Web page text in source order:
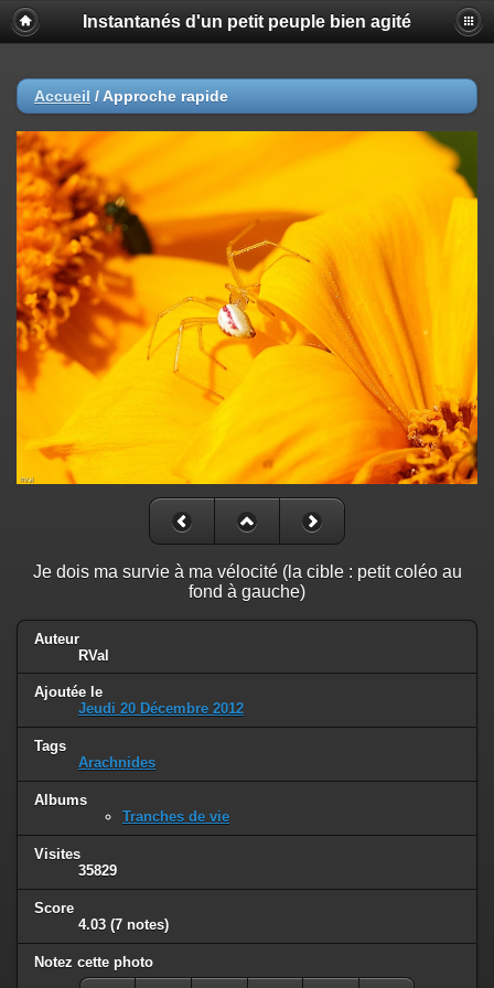
Instantanés d'un petit peuple bien agité
Accueil / Approche rapide
Je dois ma survie à ma vélocité (la cible : petit coléo au
fond à gauche)
Auteur
RVal
Ajoutée le
Jeudi 20 Décembre 2012
Tags
Arachnides
Albums
Tranches de vie
Visites
35829
Score
4.03 (7 notes)
Notez cette photo